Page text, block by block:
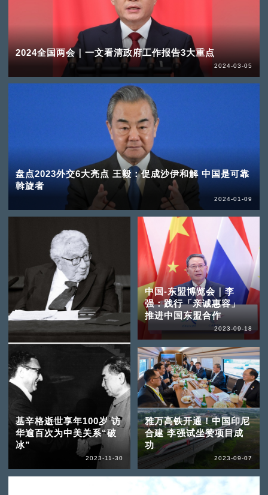
2024全国两会｜一文看清政府工作报告3大重点
2024-03-05
盘点2023外交6大亮点 王毅：促成沙伊和解 中国是可靠
斡旋者
2024-01-09
基辛格逝世享年100岁 访
华逾百次为中美关系“破
冰”
2023-11-30
中国-东盟博览会｜李
强：践行「亲诚惠容」
推进中国东盟合作
2023-09-18
雅万高铁开通！中国印尼
合建 李强试坐赞项目成
功
2023-09-07